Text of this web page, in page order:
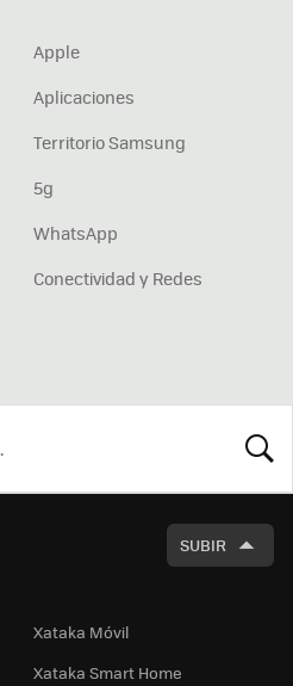
Apple
Aplicaciones
Territorio Samsung
5g
WhatsApp
Conectividad y Redes
SUBIR
Xataka Móvil
Xataka Smart Home